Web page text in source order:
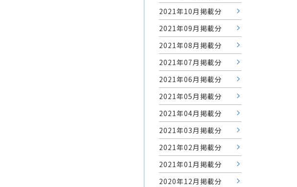
2021年10月掲載分
2021年09月掲載分
2021年08月掲載分
2021年07月掲載分
2021年06月掲載分
2021年05月掲載分
2021年04月掲載分
2021年03月掲載分
2021年02月掲載分
2021年01月掲載分
2020年12月掲載分